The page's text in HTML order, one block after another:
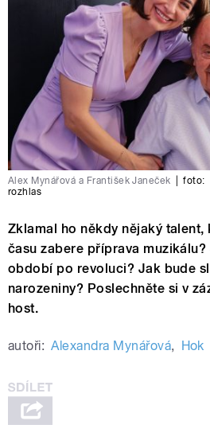
Alex Mynářová a František Janeček foto:
rozhlas
Zklamal ho někdy nějaký
času zabere příprava
období po revoluci? Jak bude
narozeniny? Poslechněte si v
host.
autoři: Alexandra Mynářová, Hok